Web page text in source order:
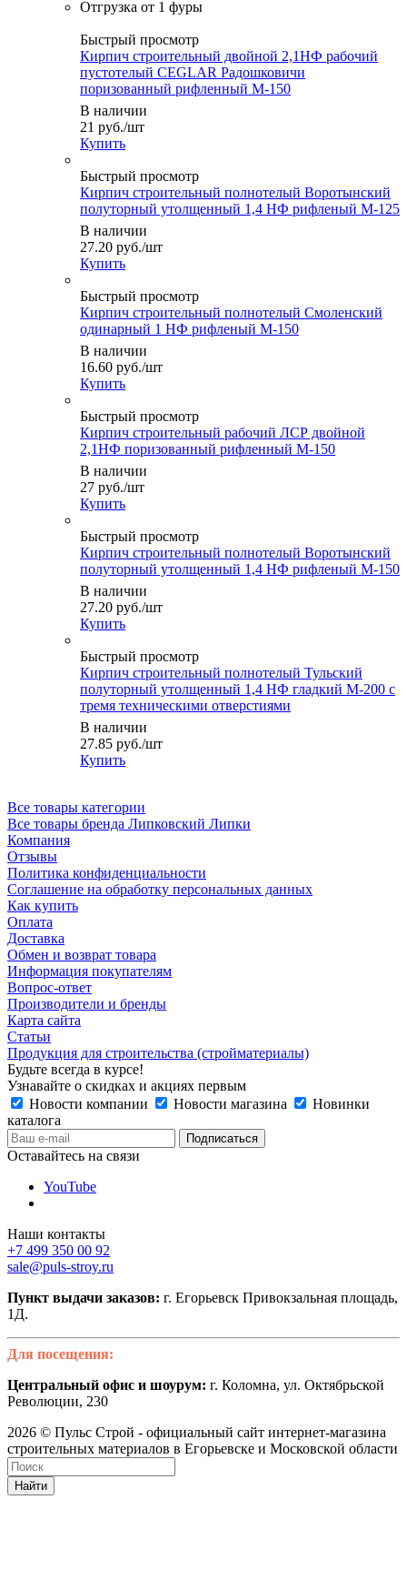
Быстрый просмотр
Кирпич строительный двойной 2,1НФ рабочий
пустотелый CEGLAR Радошковичи
поризованный рифленный М-150
В наличии
21 руб./шт
Купить
Быстрый просмотр
Кирпич строительный полнотелый Воротынский
полуторный утолщенный 1,4 НФ рифленый М-125
В наличии
27.20 руб./шт
Купить
Быстрый просмотр
Кирпич строительный полнотелый Смоленский
одинарный 1 НФ рифленый М-150
В наличии
16.60 руб./шт
Купить
Быстрый просмотр
Кирпич строительный рабочий ЛСР двойной
2,1НФ поризованный рифленный М-150
В наличии
27 руб./шт
Купить
Быстрый просмотр
Кирпич строительный полнотелый Воротынский
полуторный утолщенный 1,4 НФ рифленый М-150
В наличии
27.20 руб./шт
Купить
Быстрый просмотр
Кирпич строительный полнотелый Тульский
полуторный утолщенный 1,4 НФ гладкий М-200 с
тремя техническими отверстиями
В наличии
27.85 руб./шт
Купить
Все товары категории
Все товары бренда Липковский Липки
Компания
Отзывы
Политика конфиденциальности
Соглашение на обработку персональных данных
Как купить
Оплата
Доставка
Обмен и возврат товара
Информация покупателям
Вопрос-ответ
Производители и бренды
Карта сайта
Статьи
Продукция для строительства (стройматериалы)
Будьте всегда в курсе!
Узнавайте о скидках и акциях первым
Новости компании
Новости магазина
Новинки
каталога
Оставайтесь на связи
YouTube
Наши контакты
+7 499 350 00 92
sale@puls-stroy.ru
Пункт выдачи заказов: г. Егорьевск Привокзальная площадь,
1Д.
Для посещения:
Центральный офис и шоурум: г. Коломна, ул. Октябрьской
Революции, 230
2026 © Пульс Строй - официальный сайт интернет-магазина
строительных материалов в Егорьевске и Московской области
Найти